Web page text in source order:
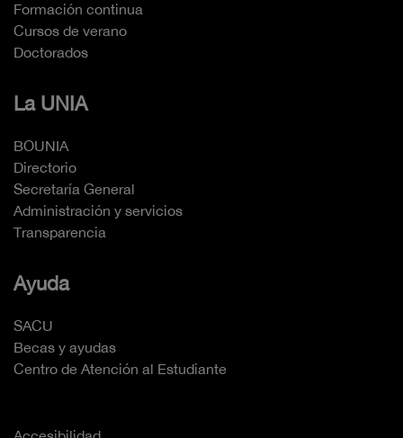
Formación continua
Cursos de verano
Doctorados
La UNIA
BOUNIA
Directorio
Secretaría General
Administración y servicios
Transparencia
Ayuda
SACU
Becas y ayudas
Centro de Atención al Estudiante